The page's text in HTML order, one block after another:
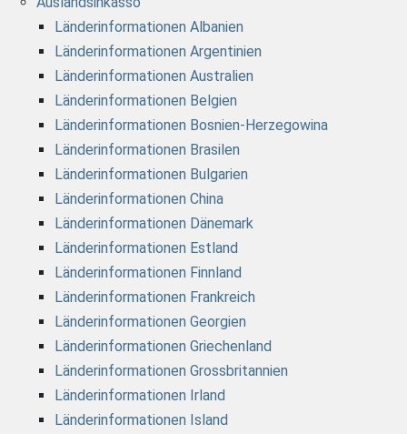
Länderinformationen Albanien
Länderinformationen Argentinien
Länderinformationen Australien
Länderinformationen Belgien
Länderinformationen Bosnien-Herzegowina
Länderinformationen Brasilen
Länderinformationen Bulgarien
Länderinformationen China
Länderinformationen Dänemark
Länderinformationen Estland
Länderinformationen Finnland
Länderinformationen Frankreich
Länderinformationen Georgien
Länderinformationen Griechenland
Länderinformationen Grossbritannien
Länderinformationen Irland
Länderinformationen Island